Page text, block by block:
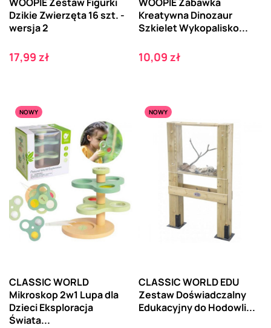
Dzikie Zwierzęta 16 szt. -
wersja 2
Cena
17,99 zł
Kreatywna Dinozaur
Szkielet Wykopalisko...
Cena
10,09 zł
NOWY
CLASSIC WORLD
Mikroskop 2w1 Lupa dla
Dzieci Eksploracja
Świata...
NOWY
CLASSIC WORLD EDU
Zestaw Doświadczalny
Edukacyjny do Hodowli...